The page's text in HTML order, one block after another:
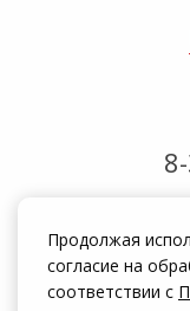
Информация на
Указанные цены
Продолжая
согласие на
соответствии с